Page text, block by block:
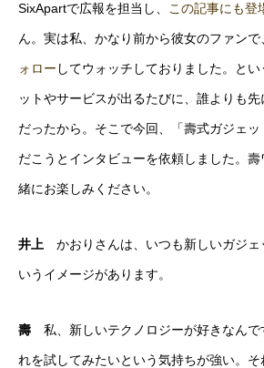
SixApartで広報を担当し、 この記事にも登
ん。実は私、かなり前から彼女のファンで
ォロー してウォッチしておりました。と
ットやサービスが出るたびに、誰よりも
だったから。そこで今回、「壽式ガジェ
だこうとインタビューを依頼しました。
緒にお楽しみください。
井上 かおりさんは、いつも新しいガジェ
いうイメージがあります。
壽 私、新しいテクノロジーが好きなんで
れを試してみたいという気持ちが強い。